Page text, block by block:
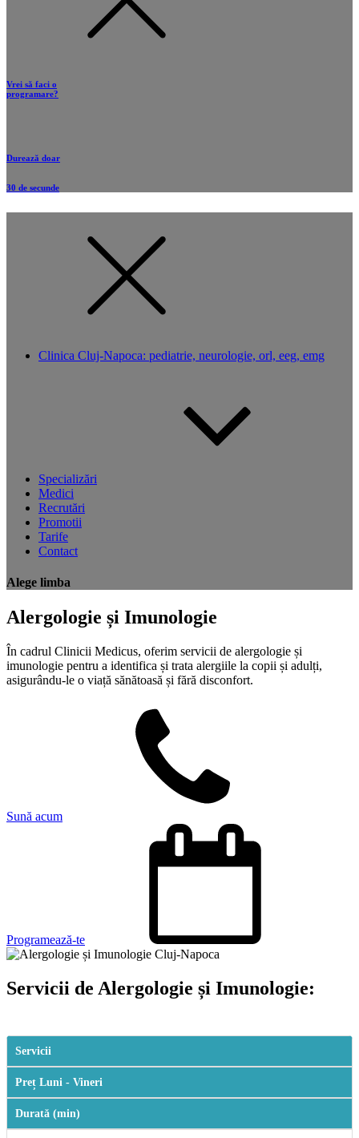
Vrei să faci o
programare?
Durează doar
30 de secunde
Clinica Cluj-Napoca: pediatrie, neurologie, orl, eeg, emg
Specializări
Medici
Recrutări
Promotii
Tarife
Contact
Alege limba
Alergologie și Imunologie
În cadrul Clinicii Medicus, oferim servicii de alergologie și
imunologie pentru a identifica și trata alergiile la copii și adulți,
asigurându-le o viață sănătoasă și fără disconfort.
Sună acum
Programează-te
Servicii de Alergologie și Imunologie:
Servicii
Preț Luni - Vineri
Durată (min)